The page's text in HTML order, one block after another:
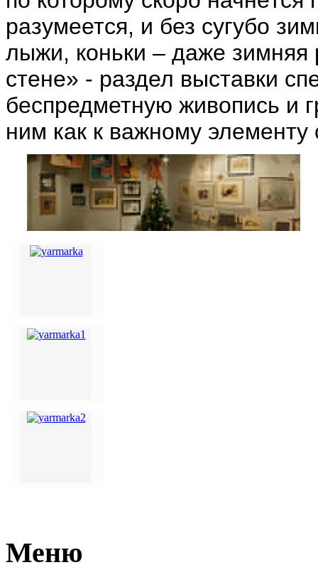
разумеется, и без сугубо
лыжи, коньки – даже
стене» - раздел выставки
беспредметную живопись и
ним как к важному
Меню